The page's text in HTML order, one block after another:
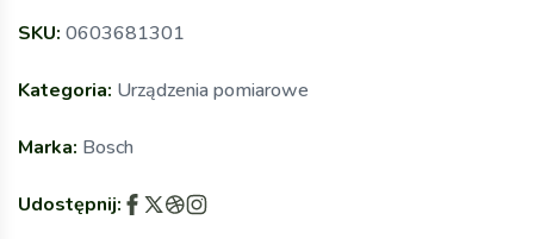
SKU: 0603681301
Kategoria: Urządzenia pomiarowe
Marka: Bosch
Udostępnij: